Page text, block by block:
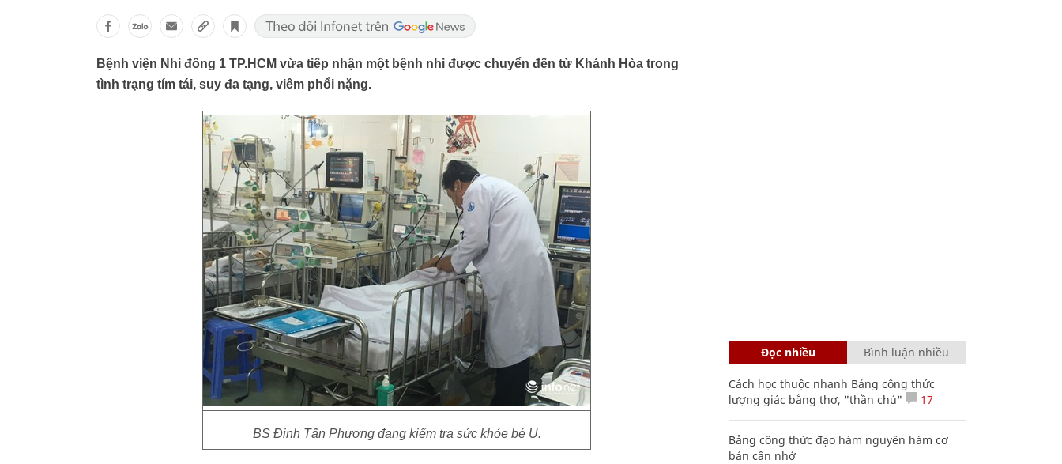
​Bệnh viện Nhi đồng 1 TP.HCM vừa tiếp nhận một bệnh nhi được chuyển đến từ Khánh Hòa trong
tình trạng tím tái, suy đa tạng, viêm phổi nặng.
BS Đinh Tấn Phương đang kiểm tra sức khỏe bé U.
Đọc nhiều Bình luận nhiều
Cách học thuộc nhanh Bảng công thức
lượng giác bằng thơ, "thần chú"
17
Bảng công thức đạo hàm nguyên hàm cơ
bản cần nhớ